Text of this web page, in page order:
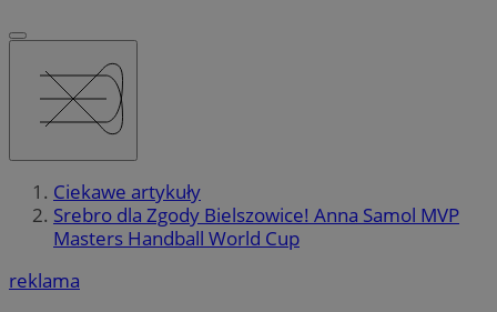
Ciekawe artykuły
Srebro dla Zgody Bielszowice! Anna Samol MVP
Masters Handball World Cup
reklama